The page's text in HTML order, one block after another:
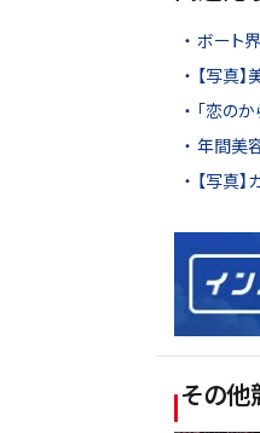
ボート
【写真
「恋の
年間美
【写真
その他